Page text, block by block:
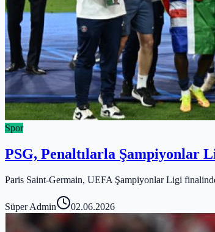
Spor
PSG, Penaltılarla Şampiyonlar
Paris Saint-Germain, UEFA Şampiyonlar Ligi
Süper Admin 02.06.2026